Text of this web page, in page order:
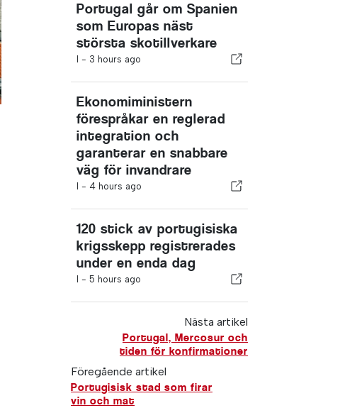
Portugal går om Spanien
som Europas näst
största skotillverkare
I - 3 hours ago
Ekonomiministern
förespråkar en reglerad
integration och
garanterar en snabbare
väg för invandrare
I - 4 hours ago
120 stick av portugisiska
krigsskepp registrerades
under en enda dag
I - 5 hours ago
Nästa artikel
Portugal, Mercosur och
tiden för konfirmationer
Föregående artikel
Portugisisk stad som firar
vin och mat